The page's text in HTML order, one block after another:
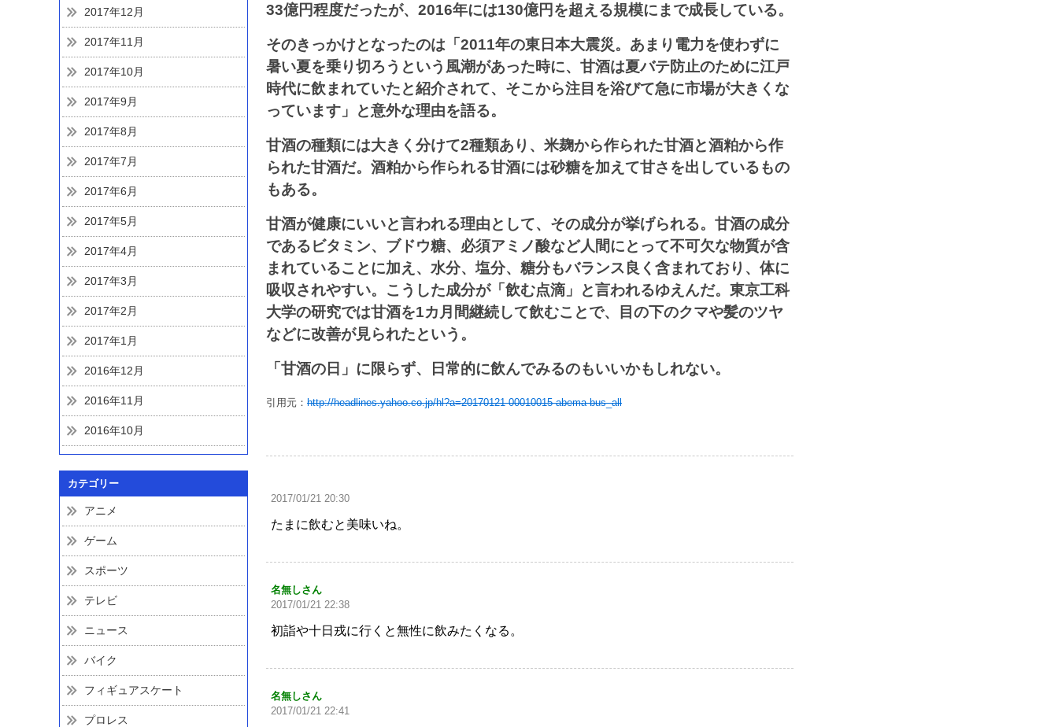
2017年12月
2017年11月
2017年10月
2017年9月
2017年8月
2017年7月
2017年6月
2017年5月
2017年4月
2017年3月
2017年2月
2017年1月
2016年12月
2016年11月
2016年10月
カテゴリー
アニメ
ゲーム
スポーツ
テレビ
ニュース
バイク
フィギュアスケート
プロレス
33億円程度だったが、2016年には130億円を超える規模にまで成長している。
そのきっかけとなったのは「2011年の東日本大震災。あまり電力を使わずに
暑い夏を乗り切ろうという風潮があった時に、甘酒は夏バテ防止のために江戸
時代に飲まれていたと紹介されて、そこから注目を浴びて急に市場が大きくな
っています」と意外な理由を語る。
甘酒の種類には大きく分けて2種類あり、米麹から作られた甘酒と酒粕から作
られた甘酒だ。酒粕から作られる甘酒には砂糖を加えて甘さを出しているもの
もある。
甘酒が健康にいいと言われる理由として、その成分が挙げられる。甘酒の成分
であるビタミン、ブドウ糖、必須アミノ酸など人間にとって不可欠な物質が含
まれていることに加え、水分、塩分、糖分もバランス良く含まれており、体に
吸収されやすい。こうした成分が「飲む点滴」と言われるゆえんだ。東京工科
大学の研究では甘酒を1カ月間継続して飲むことで、目の下のクマや髪のツヤ
などに改善が見られたという。
「甘酒の日」に限らず、日常的に飲んでみるのもいいかもしれない。
引用元： http://headlines.yahoo.co.jp/hl?a=20170121-00010015-abema-bus_all
2017/01/21 20:30
たまに飲むと美味いね。
名無しさん
2017/01/21 22:38
初詣や十日戎に行くと無性に飲みたくなる。
名無しさん
2017/01/21 22:41